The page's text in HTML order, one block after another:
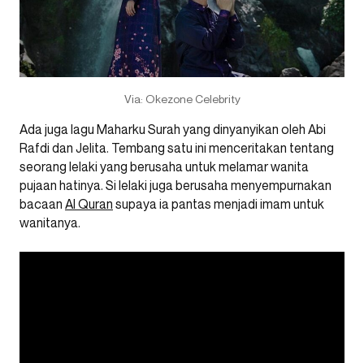
Via: Okezone Celebrity
Ada juga lagu Maharku Surah yang dinyanyikan oleh Abi
Rafdi dan Jelita. Tembang satu ini menceritakan tentang
seorang lelaki yang berusaha untuk melamar wanita
pujaan hatinya. Si lelaki juga berusaha menyempurnakan
bacaan Al Quran supaya ia pantas menjadi imam untuk
wanitanya.